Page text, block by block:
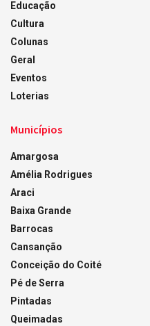
Educação
Cultura
Colunas
Geral
Eventos
Loterias
Municípios
Amargosa
Amélia Rodrigues
Araci
Baixa Grande
Barrocas
Cansanção
Conceição do Coité
Pé de Serra
Pintadas
Queimadas